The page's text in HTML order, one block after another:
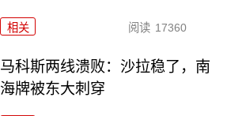
相关 阅读 17360
马科斯两线溃败：沙拉稳了，南
海牌被东大刺穿